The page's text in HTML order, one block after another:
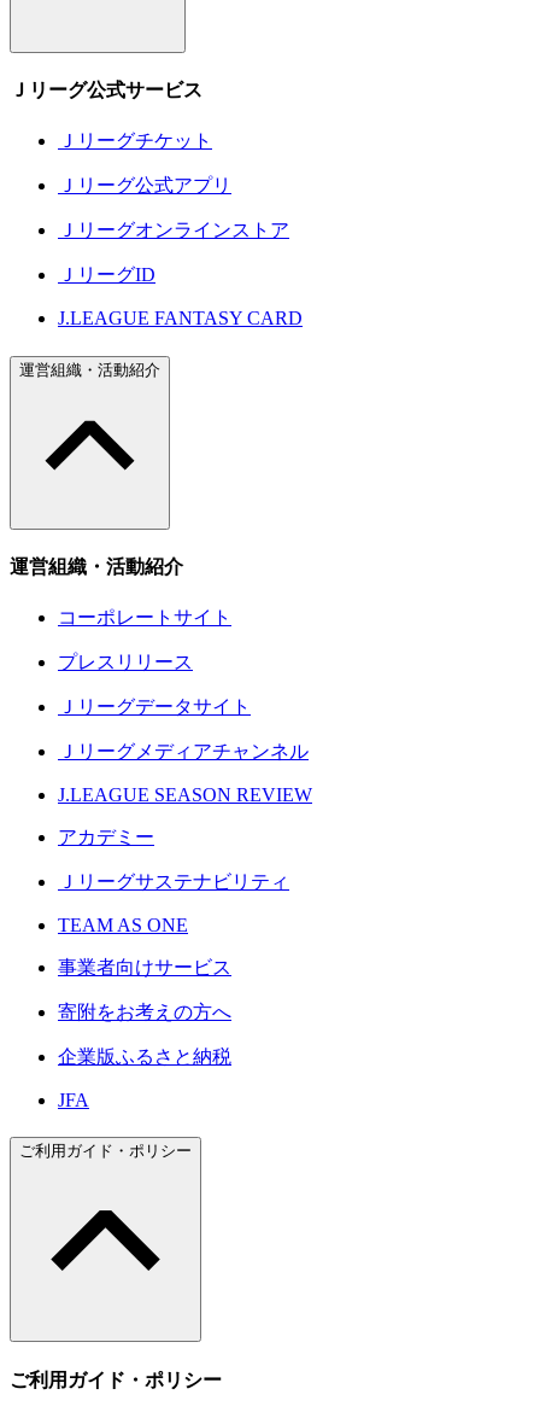
Ｊリーグ公式サービス
Ｊリーグチケット
Ｊリーグ公式アプリ
Ｊリーグオンラインストア
ＪリーグID
J.LEAGUE FANTASY CARD
運営組織・活動紹介
運営組織・活動紹介
コーポレートサイト
プレスリリース
Ｊリーグデータサイト
Ｊリーグメディアチャンネル
J.LEAGUE SEASON REVIEW
アカデミー
Ｊリーグサステナビリティ
TEAM AS ONE
事業者向けサービス
寄附をお考えの方へ
企業版ふるさと納税
JFA
ご利用ガイド・ポリシー
ご利用ガイド・ポリシー